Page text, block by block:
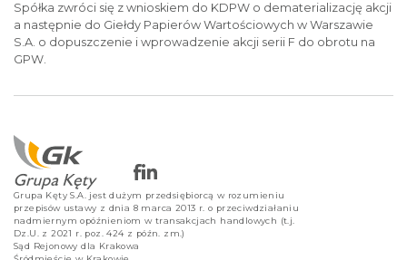
Spółka zwróci się z wnioskiem do KDPW o dematerializację akcji
a następnie do Giełdy Papierów Wartościowych w Warszawie
S.A. o dopuszczenie i wprowadzenie akcji serii F do obrotu na
GPW.
Grupa Kęty S.A. jest dużym przedsiębiorcą w rozumieniu
przepisów ustawy z dnia 8 marca 2013 r. o przeciwdziałaniu
nadmiernym opóźnieniom w transakcjach handlowych (t.j.
Dz.U. z 2021 r. poz. 424 z późn. zm.)
Sąd Rejonowy dla Krakowa